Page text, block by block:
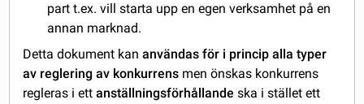
part t.ex. vill starta upp en egen verksamhet på en
annan marknad.
Detta dokument kananvändas för i princip alla typer
av reglering av konkurrens men önskas konkurrens
regleras i ettanställningsförhållande ska i stället ett